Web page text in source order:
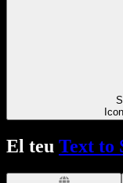
El teu Text to